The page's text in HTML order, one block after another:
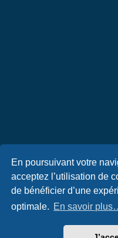
En poursuivant votre
acceptez l’utilisation de
de bénéficier d’une
optimale. En savoir